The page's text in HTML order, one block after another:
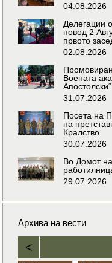
04.08.2026
Делегации
повод 2
првото
02.08.2026
Воената
Апостолски“
31.07.2026
Посета на
на
Кралство
30.07.2026
Во Домот
29.07.2026
Архива на вести
<